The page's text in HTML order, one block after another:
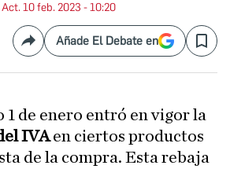
Act. 10 feb. 2023 - 10:20
CompartirAñade El Debate en Save
1 de enero entró en vigor la
IVAen ciertos productos
de la compra. Esta rebaja